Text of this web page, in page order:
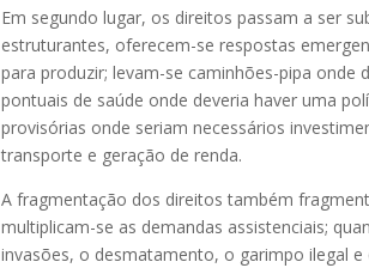
Em segundo lugar, os direitos passam a ser
estruturantes, oferecem-se respostas
para produzir; levam-se caminhões-pipa onde
pontuais de saúde onde deveria haver uma
provisórias onde seriam necessários
transporte e geração de renda.
A fragmentação dos direitos também
multiplicam-se as demandas assistenciais;
invasões, o desmatamento, o garimpo ilegal